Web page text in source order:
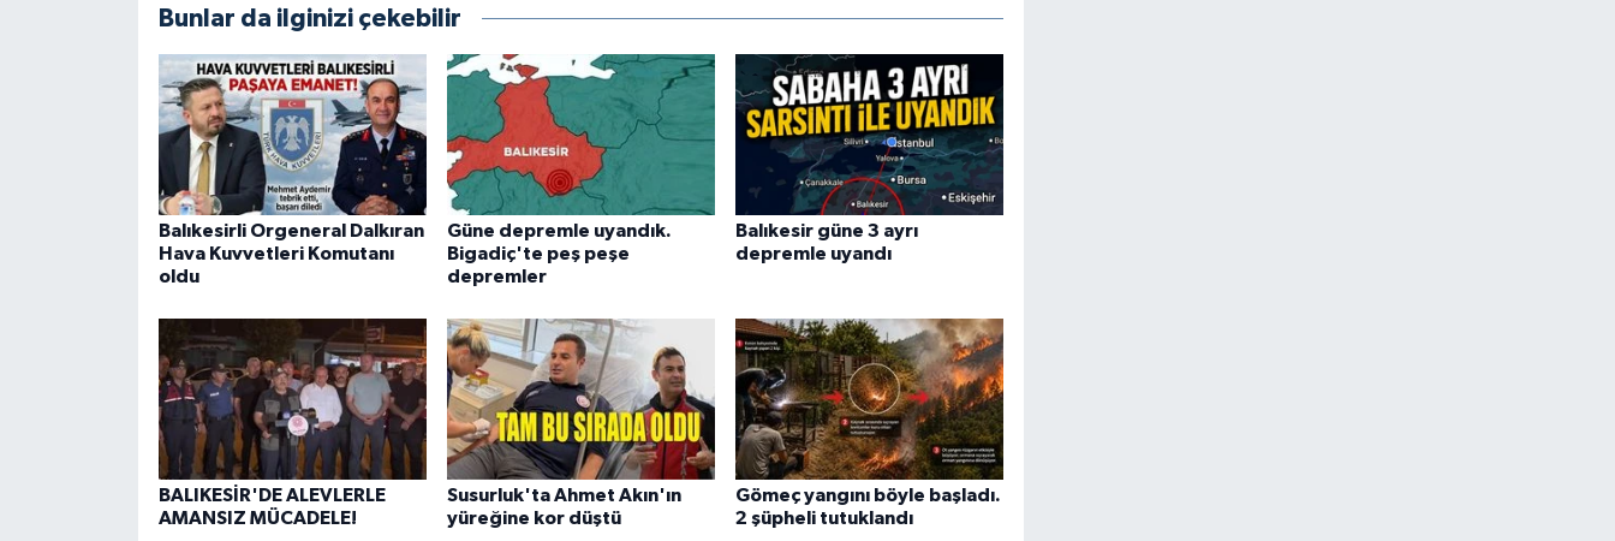
Bunlar da ilginizi çekebilir
Balıkesirli Orgeneral Dalkıran
Hava Kuvvetleri Komutanı
oldu
Güne depremle uyandık.
Bigadiç'te peş peşe
depremler
Balıkesir güne 3 ayrı
depremle uyandı
BALIKESİR'DE ALEVLERLE
AMANSIZ MÜCADELE!
Susurluk'ta Ahmet Akın'ın
yüreğine kor düştü
Gömeç yangını böyle başladı.
2 şüpheli tutuklandı